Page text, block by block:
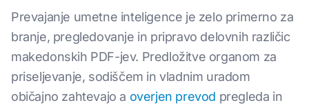
Prevajanje umetne inteligence je zelo primerno za
branje, pregledovanje in pripravo delovnih različic
makedonskih PDF-jev. Predložitve organom za
priseljevanje, sodiščem in vladnim uradom
običajno zahtevajo a overjen prevod pregleda in